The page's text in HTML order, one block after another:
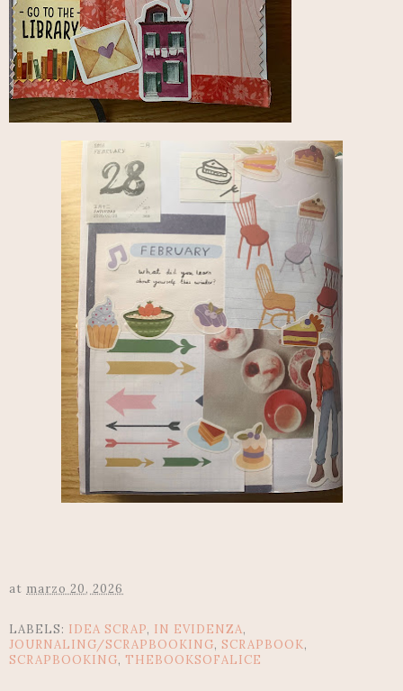
at marzo 20, 2026
LABELS: IDEA SCRAP, IN EVIDENZA,
JOURNALING/SCRAPBOOKING, SCRAPBOOK,
SCRAPBOOKING, THEBOOKSOFALICE